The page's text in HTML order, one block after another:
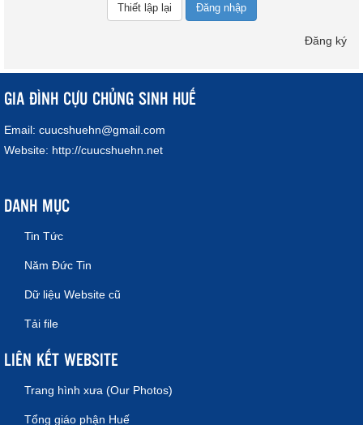
Đăng nhập
Đăng ký
GIA ĐÌNH CỰU CHỦNG SINH HUẾ
Email: cuucshuehn@gmail.com
Website: http://cuucshuehn.net
DANH MỤC
Tin Tức
Năm Đức Tin
Dữ liệu Website cũ
Tải file
LIÊN KẾT WEBSITE
Trang hình xưa (Our Photos)
Tổng giáo phận Huế